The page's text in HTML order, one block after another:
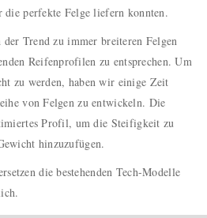
perfekte Felge liefern konnten.
Trend zu immer breiteren Felgen
Reifenprofilen zu entsprechen. Um
zu werden, haben wir einige Zeit
von Felgen zu entwickeln. Die
Profil, um die Steifigkeit zu
hinzuzufügen.
die bestehenden Tech-Modelle